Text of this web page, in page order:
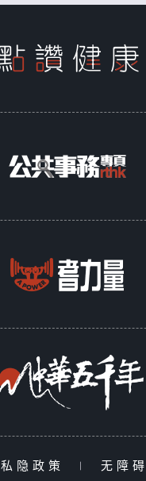
私隐政策 | 无障